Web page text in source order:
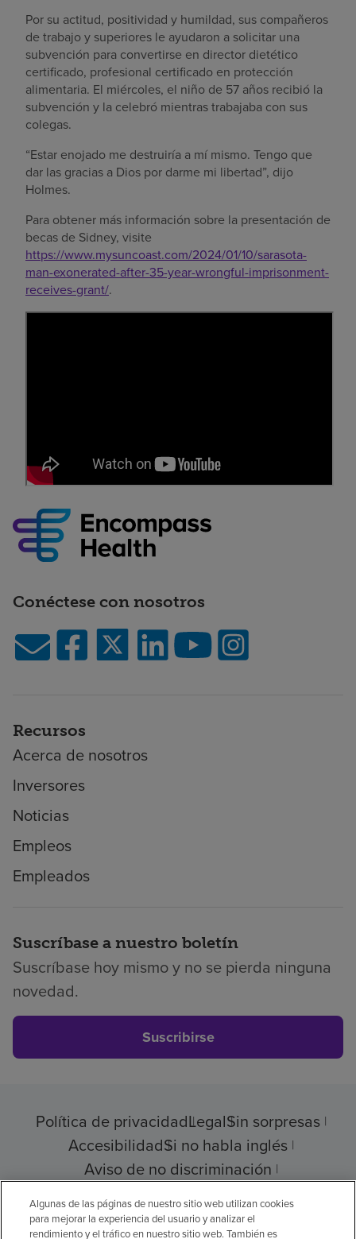
Por su actitud, positividad y humildad, sus compañeros
de trabajo y superiores le ayudaron a solicitar una
subvención para convertirse en director dietético
certificado, profesional certificado en protección
alimentaria. El miércoles, el niño de 57 años recibió la
subvención y la celebró mientras trabajaba con sus
colegas.
“Estar enojado me destruiría a mí mismo. Tengo que
dar las gracias a Dios por darme mi libertad”, dijo
Holmes.
Para obtener más información sobre la presentación de
becas de Sidney, visite
https://www.mysuncoast.com/2024/01/10/sarasota-
man-exonerated-after-35-year-wrongful-imprisonment-
receives-grant/.
Conéctese con nosotros
Recursos
Acerca de nosotros
Inversores
Noticias
Empleos
Empleados
Suscríbase a nuestro boletín
Suscríbase hoy mismo y no se pierda ninguna
novedad.
Suscribirse
Política de privacidadLegalSin sorpresas
AccesibilidadSi no habla inglés
Aviso de no discriminación
Cumplimiento de los proveedores
Algunas de las páginas de nuestro sitio web utilizan cookies
para mejorar la experiencia del usuario y analizar el
rendimiento y el tráfico en nuestro sitio web. También es